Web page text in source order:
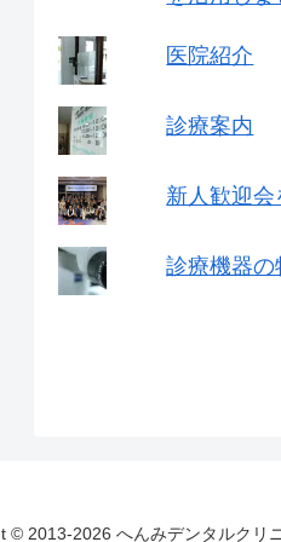
医院紹介
診療案内
新人歓迎会
診療機器の
© 2013-2026 へんみデンタルクリ